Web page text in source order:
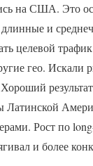
на США. Это
и
целевой
гео. Искали
Латинской
Рост по
и более